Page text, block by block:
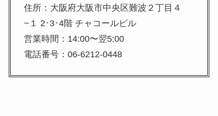
住所：大阪府大阪市中央区難波２丁目４
−１ 2･3･4階 チャコールビル
営業時間：14:00〜翌5:00
電話番号：06-6212-0448